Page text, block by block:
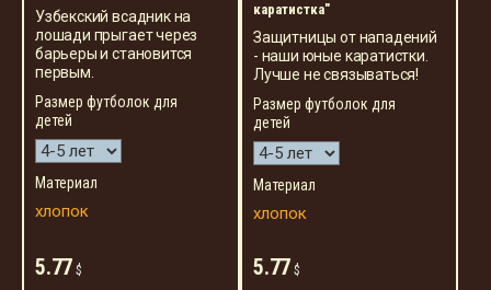
Узбекский всадник на
лошади прыгает через
барьеры и становится
первым.
Размер футболок для
детей
Материал
хлопок
5.77 $
каратистка"
Защитницы от нападений
- наши юные каратистки.
Лучше не связываться!
Размер футболок для
детей
Материал
хлопок
5.77 $